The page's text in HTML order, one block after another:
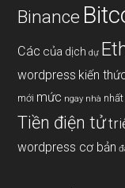
Binance
Các của dịch dự
wordpress kiến
mới mức ngay nhà nhất
Tiền điện tử
wordpress cơ bản